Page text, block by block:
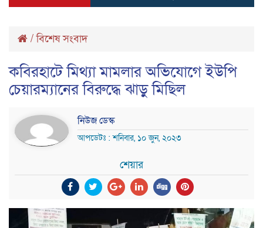
/বিশেষ সংবাদ
কবিরহাটে মিথ্যা মামলার অভিযোগে ইউপি
চেয়ারম্যানের বিরুদ্ধে ঝাড়ু মিছিল
নিউজ ডেস্ক
আপডেটঃ : শনিবার, ১০ জুন, ২০২৩
শেয়ার